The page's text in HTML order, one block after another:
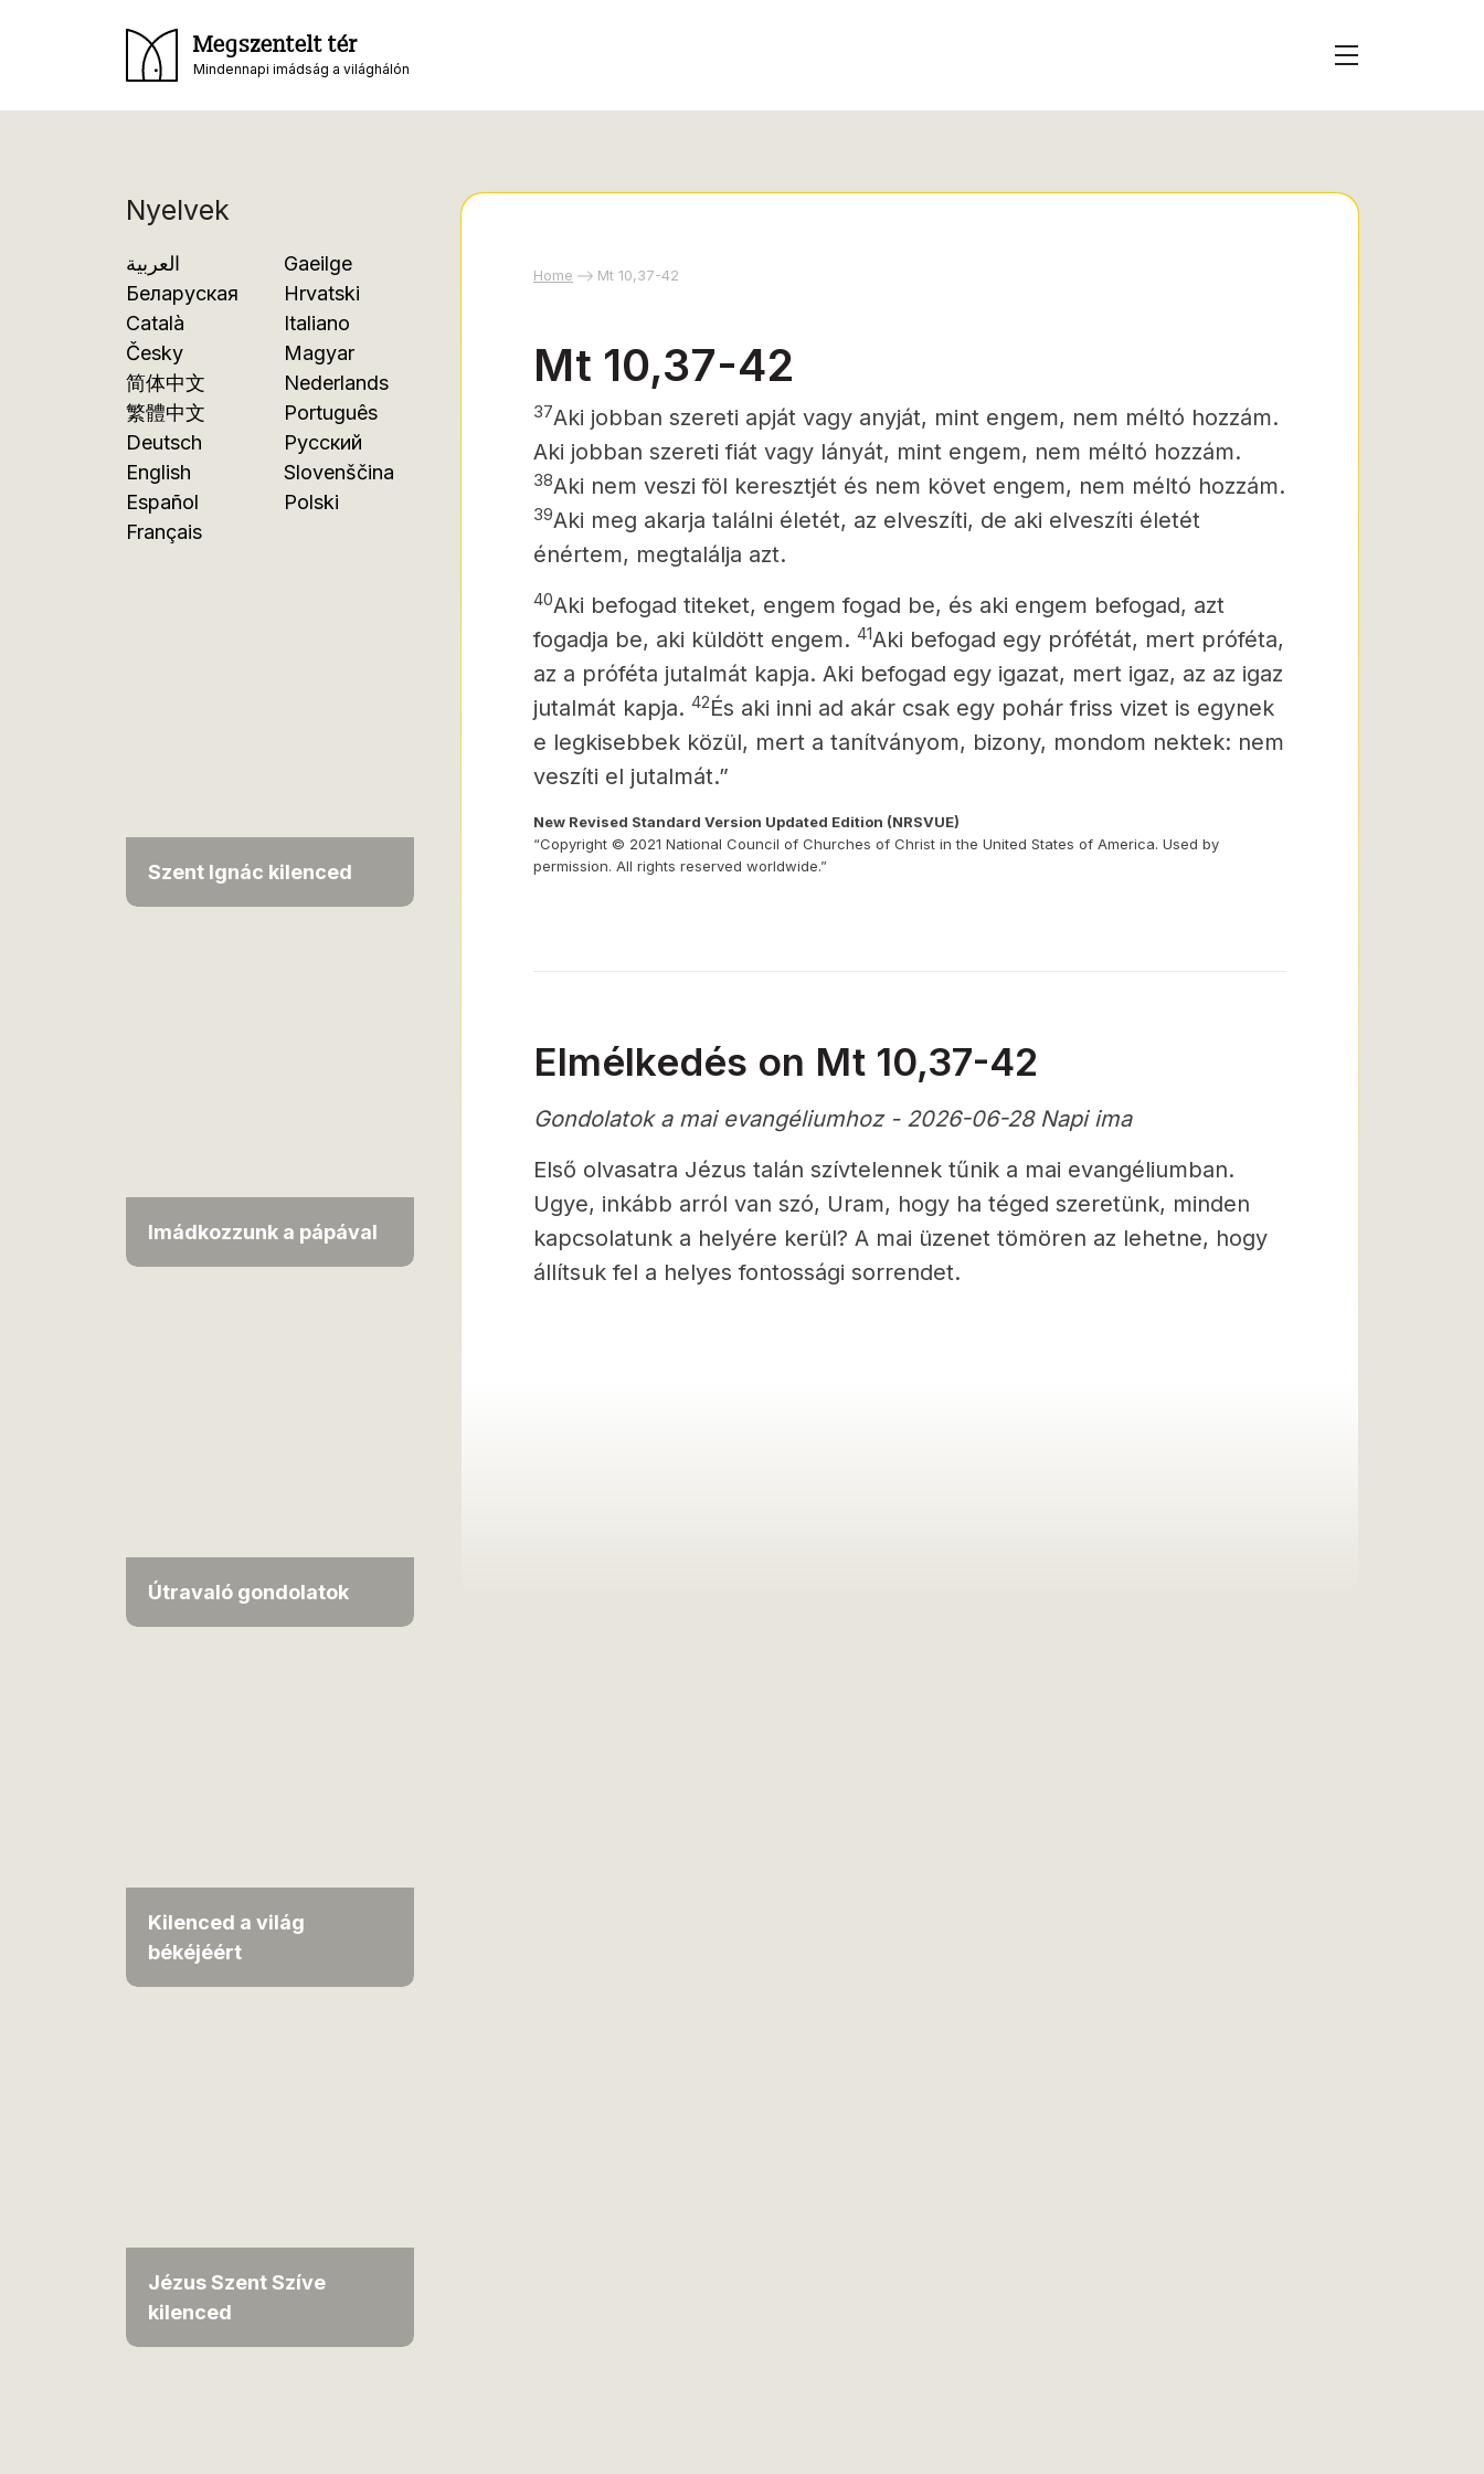
Megszentelt tér
Mindennapi imádság a világhálón
Nyelvek
العربية
Беларуская
Català
Česky
简体中文
繁體中文
Deutsch
English
Español
Français
Gaeilge
Hrvatski
Italiano
Magyar
Nederlands
Português
Русский
Slovenščina
Polski
Szent Ignác kilenced
Imádkozzunk a pápával
Útravaló gondolatok
Kilenced a világ
békéjéért
Jézus Szent Szíve
kilenced
Home Mt 10,37-42
Mt 10,37-42
37Aki jobban szereti apját vagy anyját, mint engem, nem méltó hozzám.
Aki jobban szereti fiát vagy lányát, mint engem, nem méltó hozzám.
38Aki nem veszi föl keresztjét és nem követ engem, nem méltó hozzám.
39Aki meg akarja találni életét, az elveszíti, de aki elveszíti életét
énértem, megtalálja azt.
40Aki befogad titeket, engem fogad be, és aki engem befogad, azt
fogadja be, aki küldött engem. 41Aki befogad egy prófétát, mert próféta,
az a próféta jutalmát kapja. Aki befogad egy igazat, mert igaz, az az igaz
jutalmát kapja. 42És aki inni ad akár csak egy pohár friss vizet is egynek
e legkisebbek közül, mert a tanítványom, bizony, mondom nektek: nem
veszíti el jutalmát.”
New Revised Standard Version Updated Edition (NRSVUE)
“Copyright © 2021 National Council of Churches of Christ in the United States of America. Used by
permission. All rights reserved worldwide.”
Elmélkedés on Mt 10,37-42
Gondolatok a mai evangéliumhoz - 2026-06-28 Napi ima
Első olvasatra Jézus talán szívtelennek tűnik a mai evangéliumban.
Ugye, inkább arról van szó, Uram, hogy ha téged szeretünk, minden
kapcsolatunk a helyére kerül? A mai üzenet tömören az lehetne, hogy
állítsuk fel a helyes fontossági sorrendet.